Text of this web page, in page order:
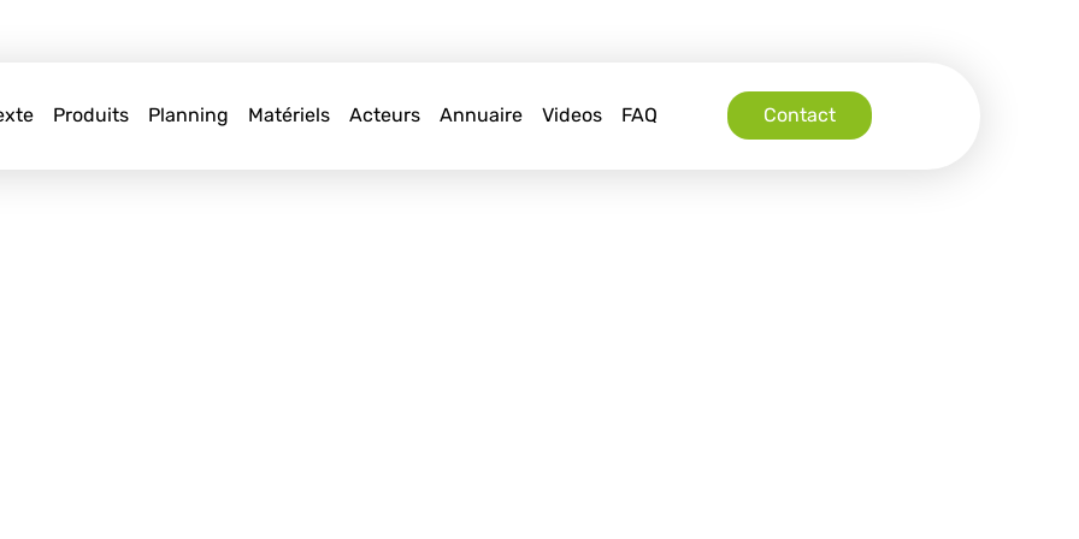
Produits Planning Matériels Acteurs Annuaire Videos FAQ Contact